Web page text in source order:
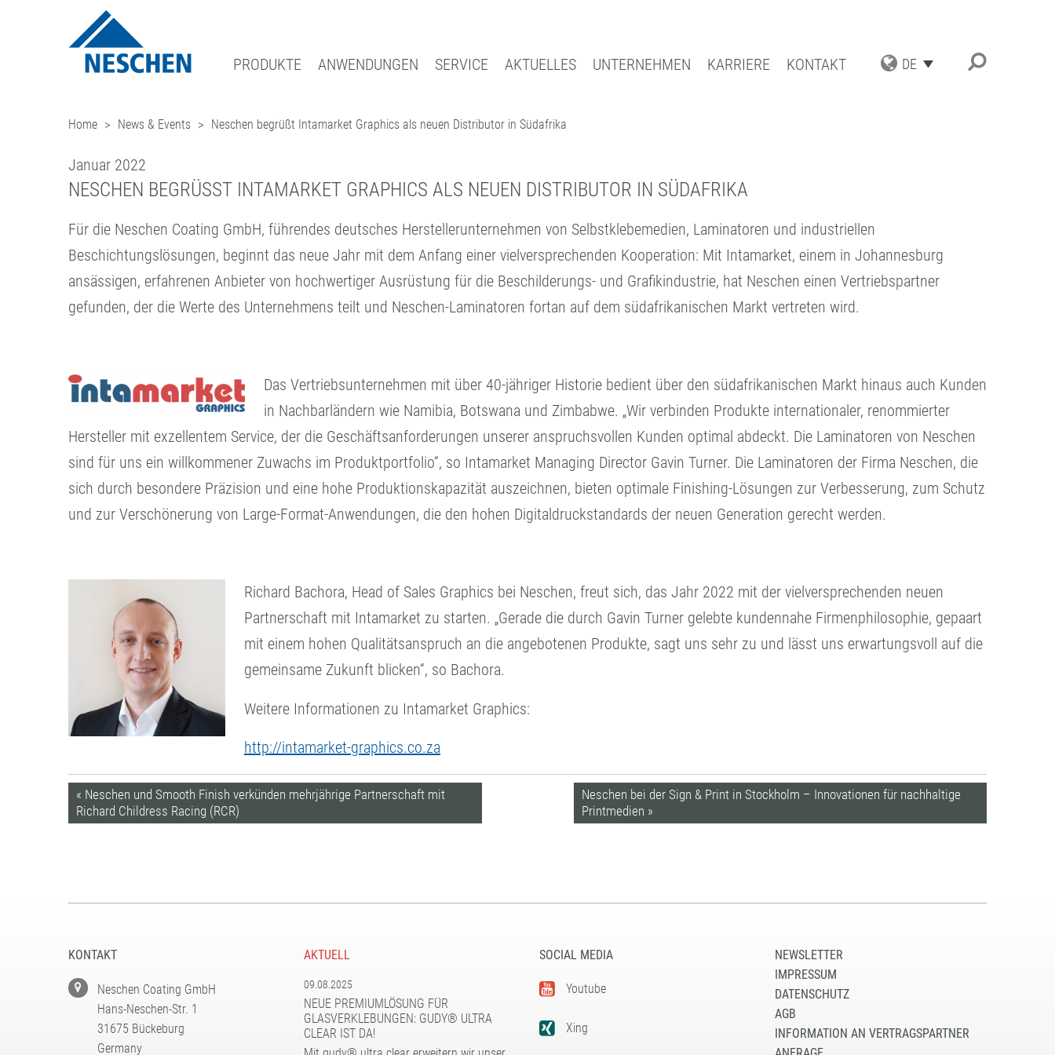
DE
PRODUKTE
GRAFISCHE MEDIEN
DRUCKMEDIEN
SCHUTZFOLIEN
(LAMINATOREN)
BUCHSCHUTZ UND -REPARATUR
REPARATURBÄNDER
ZUBEHÖR
LOHNBESCHICHTUNGEN
KOMPETENZ UND QUALITÄT
ANWENDUNGEN
EASY DOT ®
– DAS NESCHEN ORIGINAL
GREEN GRAPHICS – PVC-FREIE MEDIEN
RETAIL GRAPHICS
BASTELN & HOBBY
SERVICE
DOWNLOADS
ICC PROFILE / PARTNER
MUSTERBESTELLUNG
AKTUELLES
NEWS
BLOG
ANMELDUNG ZUM NEWSLETTER
UNTERNEHMEN
GESCHÄFTSBEREICHE
FILMOLUX GROUP
MISSION
EINKAUF
QUALITÄTSSICHERUNG
KARRIERE KONTAKT
ADRESSE
ANFRAGE
ANSPRECHPARTNER
Home News & Events Neschen begrüßt Intamarket Graphics als neuen Distributor in Südafrika
Januar 2022
NESCHEN BEGRÜSST INTAMARKET GRAPHICS ALS NEUEN DISTRIBUTOR IN SÜDAFRIKA
Für die Neschen Coating GmbH, führendes deutsches Herstellerunternehmen von Selbstklebemedien, Laminatoren und industriellen
Beschichtungslösungen, beginnt das neue Jahr mit dem Anfang einer vielversprechenden Kooperation: Mit Intamarket, einem in Johannesburg
ansässigen, erfahrenen Anbieter von hochwertiger Ausrüstung für die Beschilderungs- und Grafikindustrie, hat Neschen einen Vertriebspartner
gefunden, der die Werte des Unternehmens teilt und Neschen-Laminatoren fortan auf dem südafrikanischen Markt vertreten wird.
Das Vertriebsunternehmen mit über 40-jähriger Historie bedient über den südafrikanischen Markt hinaus auch Kunden
in Nachbarländern wie Namibia, Botswana und Zimbabwe. „Wir verbinden Produkte internationaler, renommierter
Hersteller mit exzellentem Service, der die Geschäftsanforderungen unserer anspruchsvollen Kunden optimal abdeckt. Die Laminatoren von Neschen
sind für uns ein willkommener Zuwachs im Produktportfolio“, so Intamarket Managing Director Gavin Turner. Die Laminatoren der Firma Neschen, die
sich durch besondere Präzision und eine hohe Produktionskapazität auszeichnen, bieten optimale Finishing-Lösungen zur Verbesserung, zum Schutz
und zur Verschönerung von Large-Format-Anwendungen, die den hohen Digitaldruckstandards der neuen Generation gerecht werden.
Richard Bachora, Head of Sales Graphics bei Neschen, freut sich, das Jahr 2022 mit der vielversprechenden neuen
Partnerschaft mit Intamarket zu starten. „Gerade die durch Gavin Turner gelebte kundennahe Firmenphilosophie, gepaart
mit einem hohen Qualitätsanspruch an die angebotenen Produkte, sagt uns sehr zu und lässt uns erwartungsvoll auf die
gemeinsame Zukunft blicken“, so Bachora.
Weitere Informationen zu Intamarket Graphics:
http://intamarket-graphics.co.za
Neschen bei der Sign & Print in Stockholm – Innovationen für nachhaltige
Printmedien »
« Neschen und Smooth Finish verkünden mehrjährige Partnerschaft mit
Richard Childress Racing (RCR)
KONTAKT
Neschen Coating GmbH
Hans-Neschen-Str. 1
31675 Bückeburg
Germany
AKTUELL
09.08.2025
NEUE PREMIUMLÖSUNG FÜR
GLASVERKLEBUNGEN: GUDY® ULTRA
CLEAR IST DA!
SOCIAL MEDIA
Youtube
Xing
NEWSLETTER
IMPRESSUM
DATENSCHUTZ
AGB
INFORMATION AN VERTRAGSPARTNER